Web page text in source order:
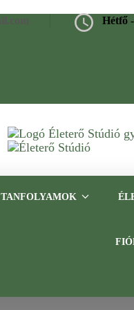
Hétfő
Életerő Stúdió
Gyógymasszázs,
TANFOLYAMOK